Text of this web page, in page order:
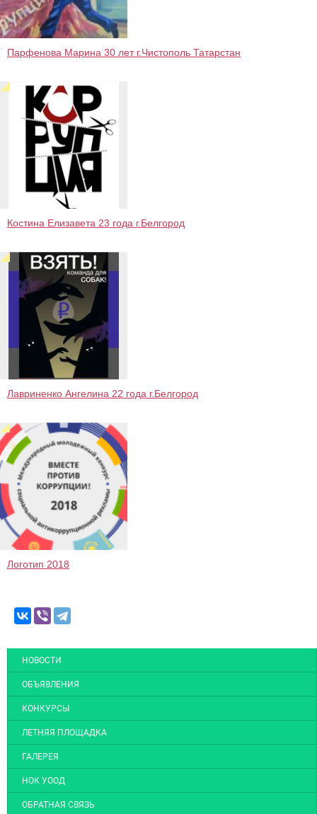
Парфенова Марина 30 лет г.Чистополь Татарстан
Костина Елизавета 23 года г.Белгород
Лавриненко Ангелина 22 года г.Белгород
Логотип 2018
НОВОСТИ
ОБЪЯВЛЕНИЯ
КОНКУРСЫ
ЛЕТНЯЯ ПЛОЩАДКА
ГАЛЕРЕЯ
НОК УООД
ОБРАТНАЯ СВЯЗЬ